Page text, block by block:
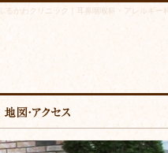
ふるかわクリニック｜耳鼻咽喉科・アレルギー科